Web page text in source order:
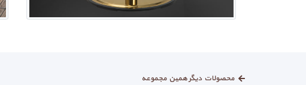
محصولات دیگر همین مجموعه